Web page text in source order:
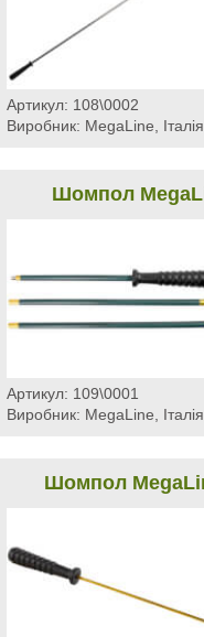
Артикул: 108\0002
Виробник: MegaLine, Італія
Шомпол
Артикул: 109\0001
Виробник: MegaLine, Італія
Шомпол